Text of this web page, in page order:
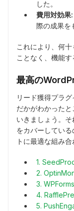
した。
費用対効果:
際の成果を
これにより、何
ことなく、機能
最高の
リード獲得プラ
だかがわかった
いきましょう。
をカバーしてい
トに最適な組み
1.
2.
3. WPForms
4.
5.